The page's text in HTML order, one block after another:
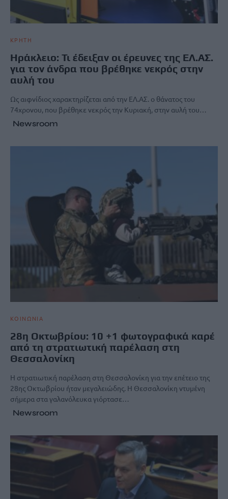
ΚΡΗΤΗ
Ηράκλειο: Τι έδειξαν οι έρευνες της ΕΛ.ΑΣ.
για τον άνδρα που βρέθηκε νεκρός στην
αυλή του
Ως αιφνίδιος χαρακτηρίζεται από την ΕΛ.ΑΣ. ο θάνατος του
74χρονου, που βρέθηκε νεκρός την Κυριακή, στην αυλή του…
Newsroom
ΚΟΙΝΩΝΙΑ
28η Οκτωβρίου: 10 +1 φωτογραφικά καρέ
από τη στρατιωτική παρέλαση στη
Θεσσαλονίκη
Η στρατιωτική παρέλαση στη Θεσσαλονίκη για την επέτειο της
28ης Οκτωβρίου ήταν μεγαλειώδης. Η Θεσσαλονίκη ντυμένη
σήμερα στα γαλανόλευκα γιόρτασε…
Newsroom